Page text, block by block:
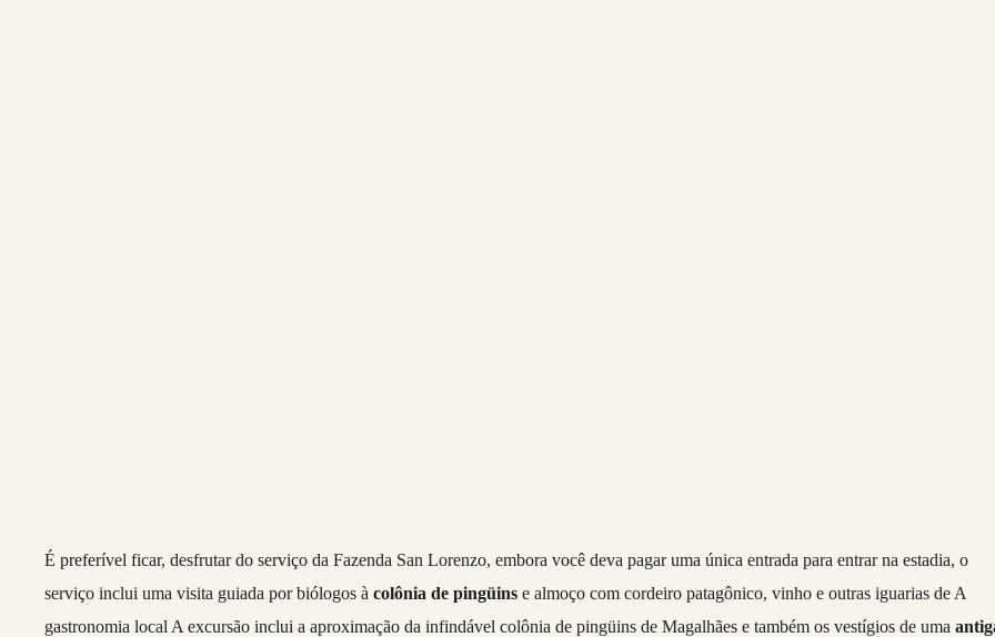
É preferível ficar, desfrutar do serviço da Fazenda San Lorenzo, embora você deva pagar uma única entrada para entrar na estadia, o
serviço inclui uma visita guiada por biólogos àcolônia de pingüins e almoço com cordeiro patagônico, vinho e outras iguarias de A
gastronomia local A excursão inclui a aproximação da infindável colônia de pingüins de Magalhães e também os vestígios de uma